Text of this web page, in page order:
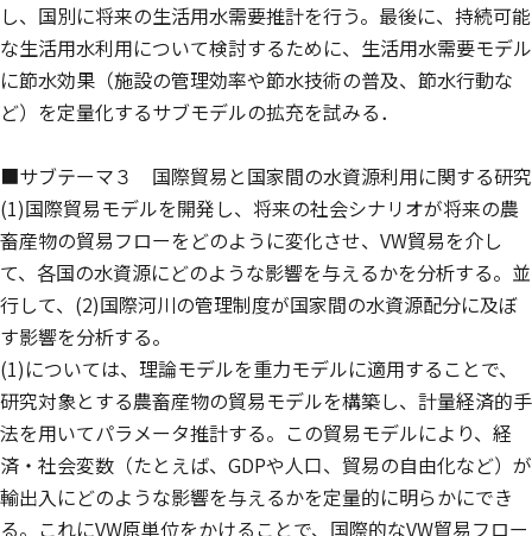
し、国別に将来の生活用水需要推計を行う。最後に、持続可能
な生活用水利用について検討するために、生活用水需要モデル
に節水効果（施設の管理効率や節水技術の普及、節水行動な
ど）を定量化するサブモデルの拡充を試みる．
■サブテーマ３ 国際貿易と国家間の水資源利用に関する研究
(1)国際貿易モデルを開発し、将来の社会シナリオが将来の農
畜産物の貿易フローをどのように変化させ、VW貿易を介し
て、各国の水資源にどのような影響を与えるかを分析する。並
行して、(2)国際河川の管理制度が国家間の水資源配分に及ぼ
す影響を分析する。
(1)については、理論モデルを重力モデルに適用することで、
研究対象とする農畜産物の貿易モデルを構築し、計量経済的手
法を用いてパラメータ推計する。この貿易モデルにより、経
済・社会変数（たとえば、GDPや人口、貿易の自由化など）が
輸出入にどのような影響を与えるかを定量的に明らかにでき
る。これにVW原単位をかけることで、国際的なVW貿易フロー